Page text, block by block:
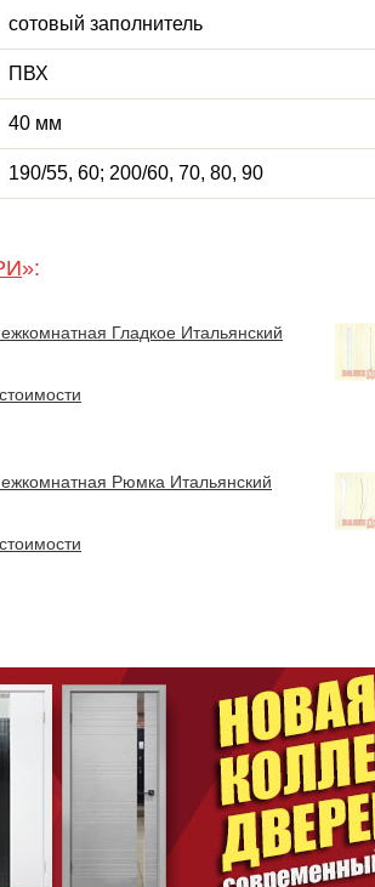
сотовый заполнитель
ПВХ
40 мм
190/55, 60; 200/60, 70, 80, 90
»:
Гладкое Итальянский
Рюмка Итальянский